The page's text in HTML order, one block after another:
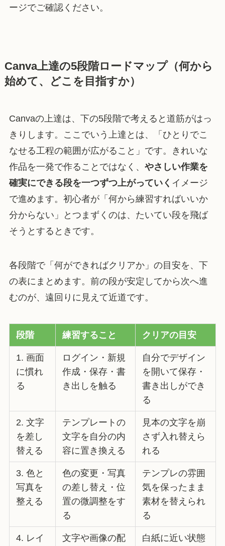
ージでご確認ください。
Canva上達の5段階ロードマップ（何から
始めて、どこを目指すか）
Canvaの上達は、下の5段階で考えると道筋がはっ
きりします。ここでいう上達とは、「ひとりでこ
なせる工程の範囲が広がること」です。きれいな
作品を一発で作ることではなく、 やさしい作業を
確実にできる段を一つずつ上がっていく イメージ
で進めます。初心者が「何から練習すればいいか
分からない」とつまずくのは、たいてい段を飛ば
そうとするときです。
各段階で「何ができればクリアか」の目安を、下
の表にまとめます。前の段が安定してから次へ進
むのが、遠回りに見えて近道です。
段階 練習すること クリアの目安
1. 画面
に慣れ
る
ログイン・新規
作成・保存・書
き出しを触る
自分でデザイン
を開いて保存・
書き出しができ
る
2. 文字
を差し
替える
テンプレートの
文字を自分の内
容に置き換える
見本の文字を崩
さず入れ替えら
れる
3. 色と
写真を
整える
色の変更・写真
の差し替え・位
置の微調整をす
る
テンプレの雰囲
気を保ったまま
素材を替えられ
る
4. レイ
文字や画像の配
白紙に近い状態